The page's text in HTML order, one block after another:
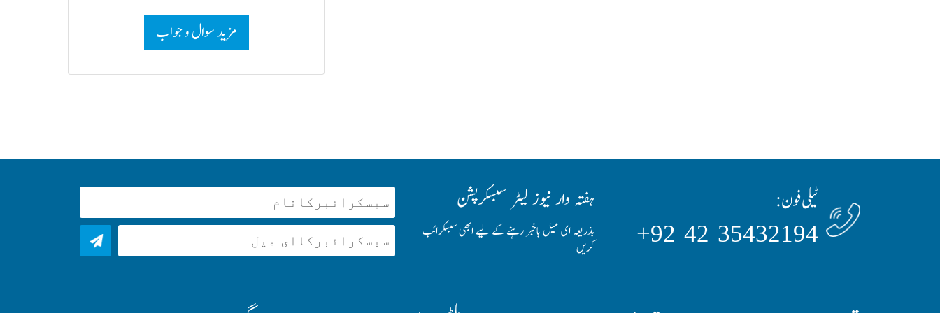
مزید سوال و جواب
ٹیلی فون:
35432194 42 92+
ہفتہ وار نیوز لیٹر سبسکرپشن
بذریعہ ای میل باخبر رہنے کے لیے ابھی سبسکرائب
کریں